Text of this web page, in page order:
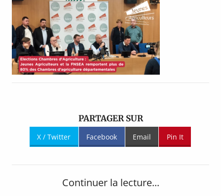
PARTAGER SUR
X / Twitter Facebook Email Pin It
Continuer la lecture...